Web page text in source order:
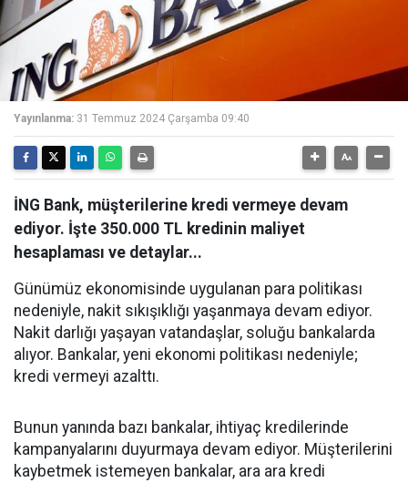
Yayınlanma: 31 Temmuz 2024 Çarşamba 09:40
İNG Bank, müşterilerine kredi vermeye devam
ediyor. İşte 350.000 TL kredinin maliyet
hesaplaması ve detaylar...
Günümüz ekonomisinde uygulanan para politikası
nedeniyle, nakit sıkışıklığı yaşanmaya devam ediyor.
Nakit darlığı yaşayan vatandaşlar, soluğu bankalarda
alıyor. Bankalar, yeni ekonomi politikası nedeniyle;
kredi vermeyi azalttı.
Bunun yanında bazı bankalar, ihtiyaç kredilerinde
kampanyalarını duyurmaya devam ediyor. Müşterilerini
kaybetmek istemeyen bankalar, ara ara kredi